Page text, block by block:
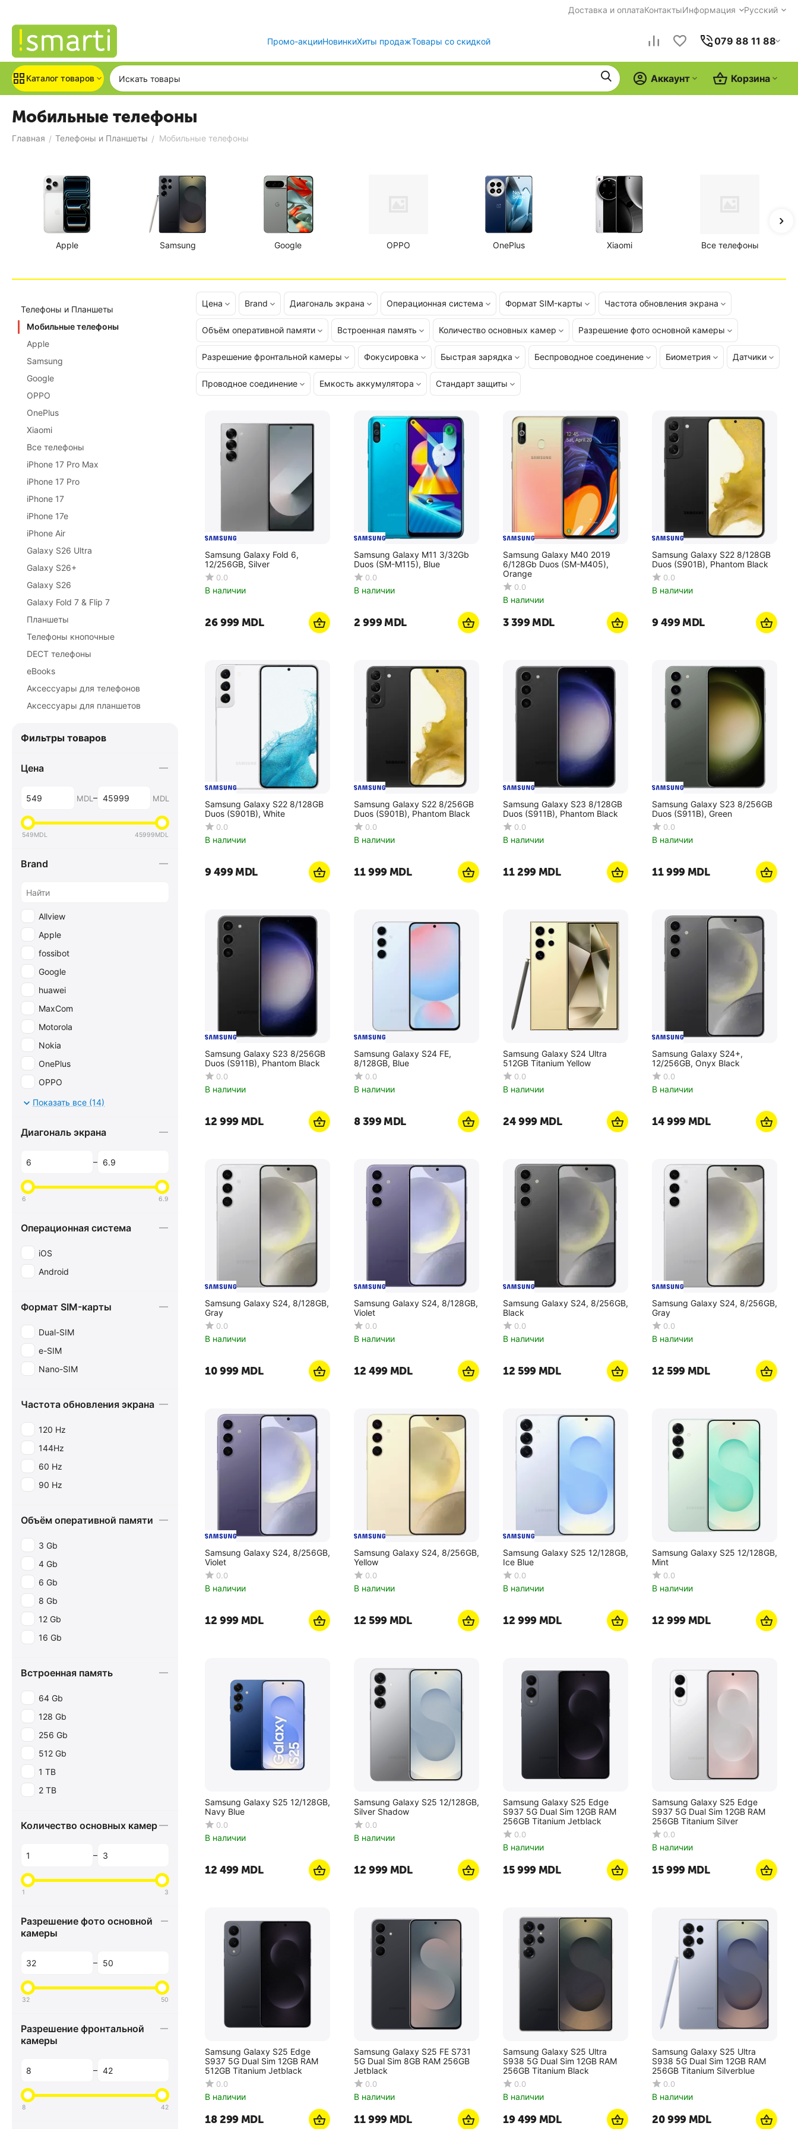
Доставка и оплатаКонтактыИнформация Русский
Промо-акцииНовинкиХиты продажТовары со скидкой 079 88 11 88
Каталог товаров Корзина
Аккаунт
Мобильные телефоны
Главная / Телефоны и Планшеты / Мобильные телефоны
Apple Samsung Google OPPO OnePlus Xiaomi Все телефоны
Цена Brand Диагональ экрана Операционная система Формат SIM-карты Частота обновления экрана
Объём оперативной памяти Встроенная память Количество основных камер Разрешение фото основной камеры
Разрешение фронтальной камеры Фокусировка Быстрая зарядка Беспроводное соединение Биометрия Датчики
Проводное соединение Емкость аккумулятора Стандарт защиты
Samsung Galaxy Fold 6,
12/256GB, Silver
0.0
В наличии
26 999MDL
Samsung Galaxy M11 3/32Gb
Duos (SM-M115), Blue
0.0
В наличии
2 999MDL
Samsung Galaxy M40 2019
6/128Gb Duos (SM-M405),
Orange
0.0
В наличии
3 399MDL
Samsung Galaxy S22 8/128GB
Duos (S901B), Phantom Black
0.0
В наличии
9 499MDL
Samsung Galaxy S22 8/128GB
Duos (S901B), White
0.0
В наличии
9 499MDL
Samsung Galaxy S22 8/256GB
Duos (S901B), Phantom Black
0.0
В наличии
11 999MDL
Samsung Galaxy S23 8/128GB
Duos (S911B), Phantom Black
0.0
В наличии
11 299MDL
Samsung Galaxy S23 8/256GB
Duos (S911B), Green
0.0
В наличии
11 999MDL
Samsung Galaxy S23 8/256GB
Duos (S911B), Phantom Black
0.0
В наличии
12 999MDL
Samsung Galaxy S24 FE,
8/128GB, Blue
0.0
В наличии
8 399MDL
Samsung Galaxy S24 Ultra
512GB Titanium Yellow
0.0
В наличии
24 999MDL
Samsung Galaxy S24+,
12/256GB, Onyx Black
0.0
В наличии
14 999MDL
Samsung Galaxy S24, 8/128GB,
Gray
0.0
В наличии
10 999MDL
Samsung Galaxy S24, 8/128GB,
Violet
0.0
В наличии
12 499MDL
Samsung Galaxy S24, 8/256GB,
Black
0.0
В наличии
12 599MDL
Samsung Galaxy S24, 8/256GB,
Gray
0.0
В наличии
12 599MDL
Samsung Galaxy S24, 8/256GB,
Violet
0.0
В наличии
12 999MDL
Samsung Galaxy S24, 8/256GB,
Yellow
0.0
В наличии
12 599MDL
Samsung Galaxy S25 12/128GB,
Ice Blue
0.0
В наличии
12 999MDL
Samsung Galaxy S25 12/128GB,
Mint
0.0
В наличии
12 999MDL
Samsung Galaxy S25 12/128GB,
Navy Blue
0.0
В наличии
12 499MDL
Samsung Galaxy S25 12/128GB,
Silver Shadow
0.0
В наличии
12 999MDL
Samsung Galaxy S25 Edge
S937 5G Dual Sim 12GB RAM
256GB Titanium Jetblack
0.0
В наличии
15 999MDL
Samsung Galaxy S25 Edge
S937 5G Dual Sim 12GB RAM
256GB Titanium Silver
0.0
В наличии
15 999MDL
Samsung Galaxy S25 Edge
S937 5G Dual Sim 12GB RAM
512GB Titanium Jetblack
0.0
В наличии
18 299MDL
Samsung Galaxy S25 FE S731
5G Dual Sim 8GB RAM 256GB
Jetblack
0.0
В наличии
11 999MDL
Samsung Galaxy S25 Ultra
S938 5G Dual Sim 12GB RAM
256GB Titanium Black
0.0
В наличии
19 499MDL
Samsung Galaxy S25 Ultra
S938 5G Dual Sim 12GB RAM
256GB Titanium Silverblue
0.0
В наличии
20 999MDL
Телефоны и Планшеты
Мобильные телефоны
Apple
Samsung
Google
OPPO
OnePlus
Xiaomi
Все телефоны
iPhone 17 Pro Max
iPhone 17 Pro
iPhone 17
iPhone 17e
iPhone Air
Galaxy S26 Ultra
Galaxy S26+
Galaxy S26
Galaxy Fold 7 & Flip 7
Планшеты
Телефоны кнопочные
DECT телефоны
eBooks
Аксессуары для телефонов
Аксессуары для планшетов
Фильтры товаров
Цена
MDL – MDL
549MDL 45999MDL
Brand
Allview
Apple
fossibot
Google
huawei
MaxCom
Motorola
Nokia
OnePlus
OPPO
Realme
Xiaomi
Показать все (14)
Диагональ экрана
–
6 6.9
Операционная система
iOS
Android
Формат SIM-карты
Dual-SIM
e-SIM
Nano-SIM
Частота обновления экрана
120 Hz
144Hz
60 Hz
90 Hz
Объём оперативной памяти
3 Gb
4 Gb
6 Gb
8 Gb
12 Gb
16 Gb
Встроенная память
64 Gb
128 Gb
256 Gb
512 Gb
1 TB
2 TB
Количество основных камер
–
1 3
Разрешение фото основной
камеры
–
32 50
Разрешение фронтальной
камеры
–
8 42